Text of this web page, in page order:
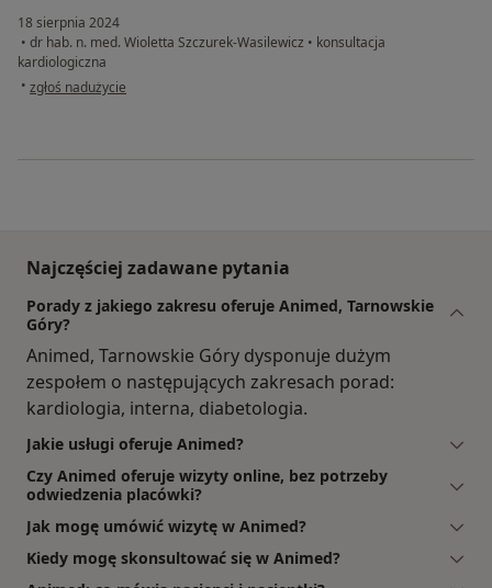
18 sierpnia 2024
• dr hab. n. med. Wioletta Szczurek-Wasilewicz • konsultacja
kardiologiczna
• w opinii użytkownika Łucja
zgłoś nadużycie
Najczęściej zadawane pytania
Porady z jakiego zakresu oferuje Animed, Tarnowskie
Góry?
Animed, Tarnowskie Góry dysponuje dużym
zespołem o następujących zakresach porad:
kardiologia, interna, diabetologia.
Jakie usługi oferuje Animed?
Czy Animed oferuje wizyty online, bez potrzeby
odwiedzenia placówki?
Jak mogę umówić wizytę w Animed?
Kiedy mogę skonsultować się w Animed?